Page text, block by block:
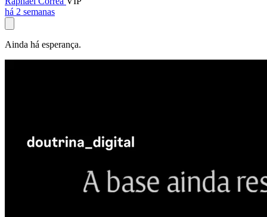
há 2 semanas
Ainda há esperança.